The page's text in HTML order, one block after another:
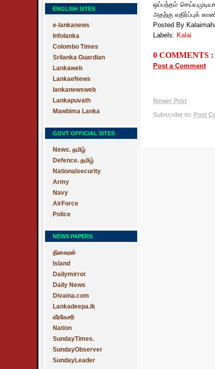
ENGLISH SITES
e-lankanews
Infolanka
Colombo Times
Srilanka Guardian
Lankaweb
LankaeNews
lankanewsweb
Lankapuvath
Mawbima Lanka
GOVT OFFICIAL SITES
News. தமிழ்
Defence. தமிழ்
Nationalsecurity
Army
Navy
AirForce
Police
NEWS PAPERS
தினகரன்
Island
Dailymirror
Daily News
Divaina.com
Lankadeepa.lk
வீரகேசரி
Nation
SundayTimes.
SundayObserver
SundayLeader
ஒப்பந்தம்
அதற்கு எதிர்ப்புக்
Posted By
Labels: Kalai
0 COMMENTS :
Post a Comment
Newer Post
Subscribe to: Post